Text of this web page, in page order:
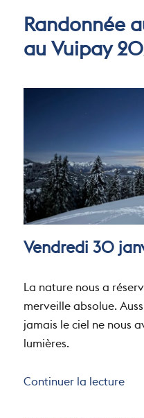
Randonnée
au Vuipay
Vendredi 30
La nature nous a
merveille absolue.
jamais le ciel ne nous
lumières.
Continuer la lecturede